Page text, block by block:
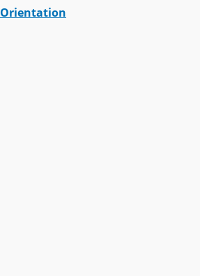
Orientation